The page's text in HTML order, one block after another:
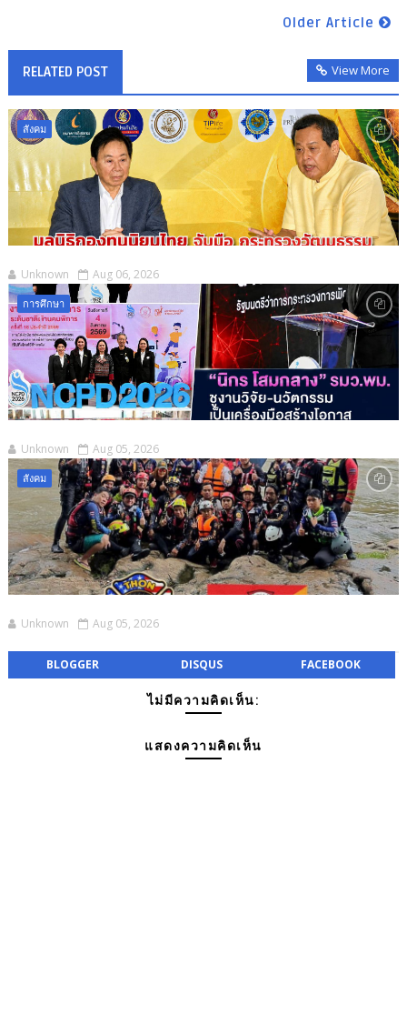
Older Article
RELATED POST View More
สังคม
Unknown Aug 06, 2026
การศึกษา
Unknown Aug 05, 2026
สังคม
Unknown Aug 05, 2026
BLOGGER DISQUS FACEBOOK
ไม่มีความคิดเห็น:
แสดงความคิดเห็น